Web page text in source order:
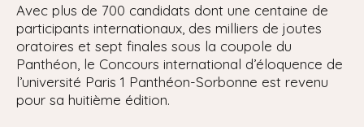
Avec plus de 700 candidats dont une centaine de
participants internationaux, des milliers de joutes
oratoires et sept finales sous la coupole du
Panthéon, le Concours international d’éloquence de
l’université Paris 1 Panthéon-Sorbonne est revenu
pour sa huitième édition.